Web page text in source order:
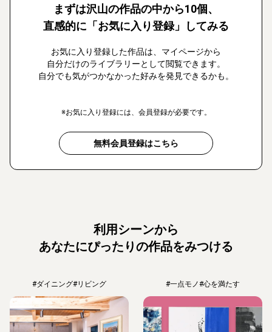
まずは沢山の作品の中から10個、
直感的に「お気に入り登録」してみる
お気に入り登録した作品は、マイページから
自分だけのライブラリーとして閲覧できます。
自分でも気がつかなかった好みを発見できるかも。
※お気に入り登録には、会員登録が必要です。
無料会員登録はこちら
利用シーンから
あなたにぴったりの作品をみつける
#ダイニング#リビング #一点モノ#心を満たす